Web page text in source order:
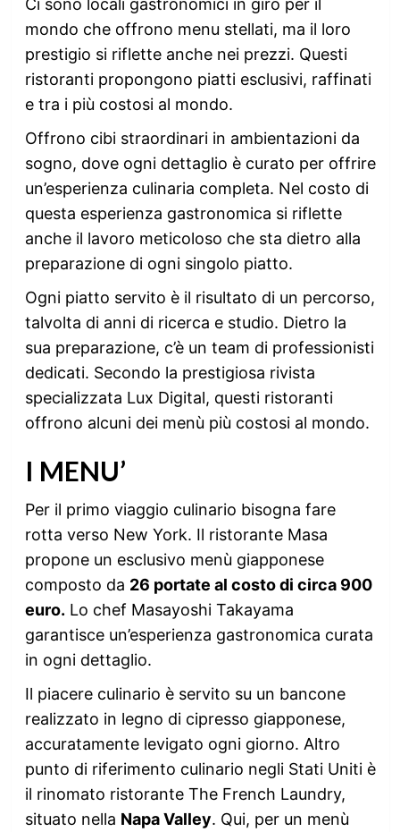
Ci sono locali gastronomici in giro per il
mondo che offrono menu stellati, ma il loro
prestigio si riflette anche nei prezzi. Questi
ristoranti propongono piatti esclusivi, raffinati
e tra i più costosi al mondo.
Offrono cibi straordinari in ambientazioni da
sogno, dove ogni dettaglio è curato per offrire
un’esperienza culinaria completa. Nel costo di
questa esperienza gastronomica si riflette
anche il lavoro meticoloso che sta dietro alla
preparazione di ogni singolo piatto.
Ogni piatto servito è il risultato di un percorso,
talvolta di anni di ricerca e studio. Dietro la
sua preparazione, c’è un team di professionisti
dedicati. Secondo la prestigiosa rivista
specializzata Lux Digital, questi ristoranti
offrono alcuni dei menù più costosi al mondo.
I MENU’
Per il primo viaggio culinario bisogna fare
rotta verso New York. Il ristorante Masa
propone un esclusivo menù giapponese
composto da 26 portate al costo di circa 900
euro. Lo chef Masayoshi Takayama
garantisce un’esperienza gastronomica curata
in ogni dettaglio.
Il piacere culinario è servito su un bancone
realizzato in legno di cipresso giapponese,
accuratamente levigato ogni giorno. Altro
punto di riferimento culinario negli Stati Uniti è
il rinomato ristorante The French Laundry,
situato nella Napa Valley. Qui, per un menù